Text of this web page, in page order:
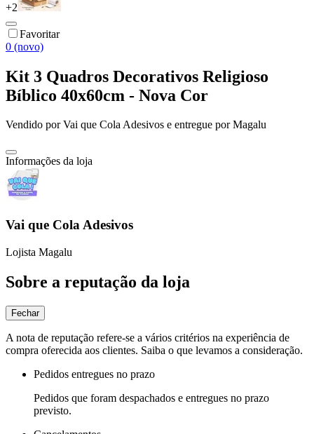
+2
Favoritar
0 (novo)
Kit 3 Quadros Decorativos Religioso
Bíblico 40x60cm - Nova Cor
Vendido porVai que Cola Adesivos e entregue por Magalu
Informações da loja
Vai que Cola Adesivos
Lojista Magalu
Sobre a reputação da loja
Fechar
A nota de reputação refere-se a vários critérios na experiência de
compra oferecida aos clientes. Saiba o que levamos a consideração.
Pedidos entregues no prazo
Pedidos que foram despachados e entregues no prazo
previsto.